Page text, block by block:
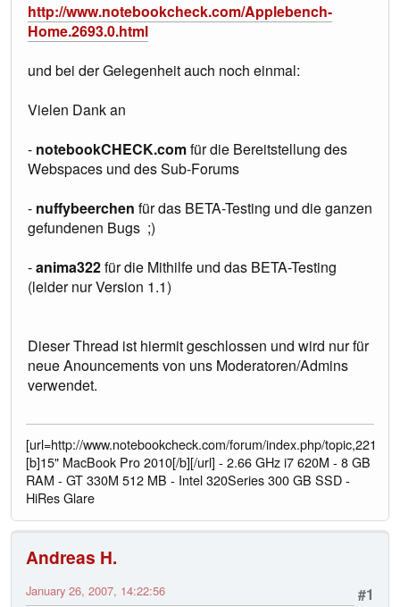
http://www.notebookcheck.com/Applebench-
Home.2693.0.html
und bei der Gelegenheit auch noch einmal:
Vielen Dank an
- notebookCHECK.comfür die Bereitstellung des
Webspaces und des Sub-Forums
- nuffybeerchen für das BETA-Testing und die ganzen
gefundenen Bugs ;)
-anima322für die Mithilfe und das BETA-Testing
(leider nur Version 1.1)
Dieser Thread ist hiermit geschlossen und wird nur für
neue Anouncements von uns Moderatoren/Admins
verwendet.
[url=http://www.notebookcheck.com/forum/index.php/
[b]15" MacBook Pro 2010[/b][/url] - 2.66 GHz i7 620M - 8 GB
RAM - GT 330M 512 MB - Intel 320Series 300 GB SSD -
HiRes Glare
Andreas H.
#1
January 26, 2007, 14:22:56